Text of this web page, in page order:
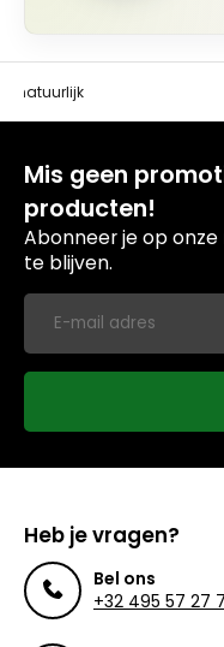
natuurlijk
Mis geen
producten!
Abonneer je op
te blijven.
Heb je vragen?
Bel ons
+32 495 57 27